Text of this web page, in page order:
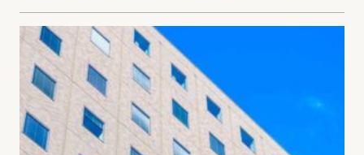
Именно они являются ключевым элементом
морской инфраструктуры, определяющим,...